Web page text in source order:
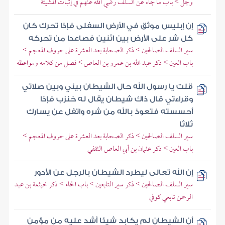
إن إبليس موثق في الأرض السفلى فإذا تحرك كان
كل شر على الأرض بين اثنين فصاعدا من تحركه
سير السلف الصالحين > ذكر الصحابة بعد العشرة على حروف المعجم >
باب العين > ذكر عبد الله بن عمرو بن العاص > فصل من كلامه ومواعظه
قلت يا رسول الله حال الشيطان بيني وبين صلاتي
وقراءتي قال ذاك شيطان يقال له خنزب فإذا
أحسسته فتعوذ بالله من شره واتفل عن يسارك
ثلاثا
سير السلف الصالحين > ذكر الصحابة بعد العشرة على حروف المعجم >
باب العين > ذكر عثمان بن أبي العاص الثقفي
إن الله تعالى ليطرد الشيطان بالرجل عن الأدور
سير السلف الصالحين > ذكر سير التابعين > باب الخاء > ذكر خيثمة بن عبد
الرحمن تابعي كوفي
أن الشيطان لم يكابد شيئا أشد عليه من مؤمن